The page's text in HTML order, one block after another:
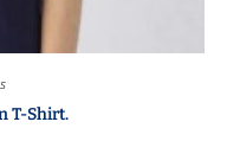
T-Shirt.